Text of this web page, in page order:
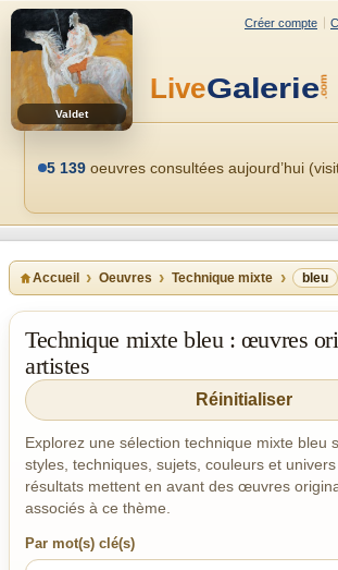
Valdet
5 139 oeuvres consultées aujourd’hui
Accueil Oeuvres Technique mixte bleu
Technique mixte bleu : œuvres
artistes
Réinitialiser
Explorez une sélection technique mixte bleu
styles, techniques, sujets, couleurs et
résultats mettent en avant des œuvres
associés à ce thème.
Par mot(s) clé(s)